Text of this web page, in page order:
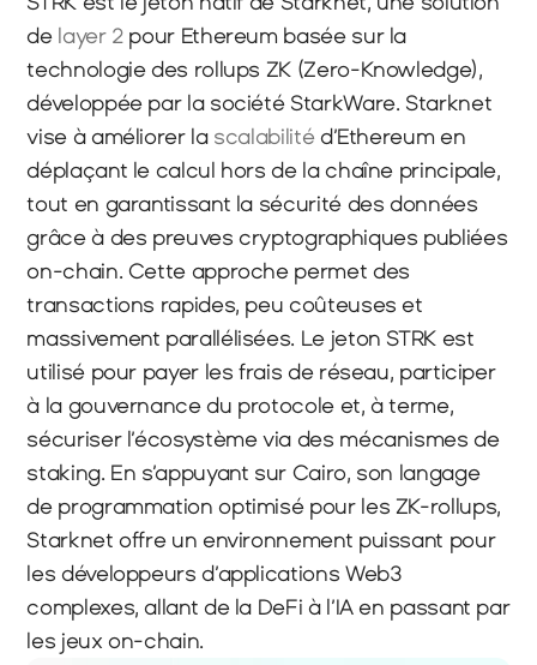
de layer 2 pour Ethereum basée sur la
technologie des rollups ZK (Zero-Knowledge),
développée par la société StarkWare. Starknet
vise à améliorer la scalabilité d’Ethereum en
déplaçant le calcul hors de la chaîne principale,
tout en garantissant la sécurité des données
grâce à des preuves cryptographiques publiées
on-chain. Cette approche permet des
transactions rapides, peu coûteuses et
massivement parallélisées. Le jeton STRK est
utilisé pour payer les frais de réseau, participer
à la gouvernance du protocole et, à terme,
sécuriser l’écosystème via des mécanismes de
staking. En s’appuyant sur Cairo, son langage
de programmation optimisé pour les ZK-rollups,
Starknet offre un environnement puissant pour
les développeurs d’applications Web3
complexes, allant de la DeFi à l’IA en passant par
les jeux on-chain.